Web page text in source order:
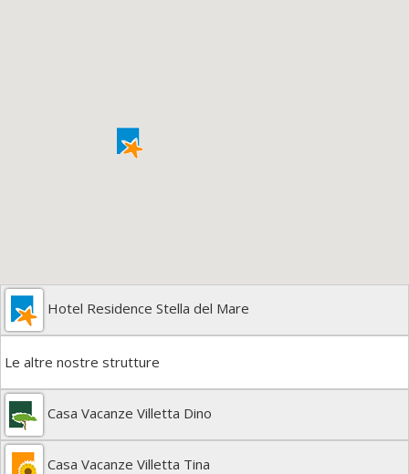
Hotel Residence Stella del Mare
Le altre nostre strutture
Casa Vacanze Villetta Dino
Casa Vacanze Villetta Tina